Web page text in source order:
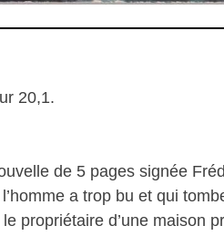
20,1.
de 5 pages signée
l’homme a trop bu et qui
propriétaire d’une maison